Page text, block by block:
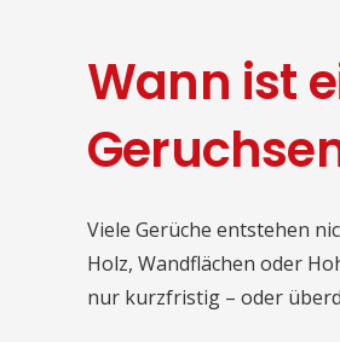
Wann ist
Viele Gerüche entstehen
Holz, Wandflächen oder
nur kurzfristig – oder